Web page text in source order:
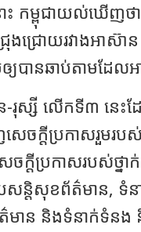
កម្ពុជាយល់ឃើញថា
រុងជ្រោយរវាងអាស៊
យបានឆាប់តាមដែលអ
រុស្សី លើកទី៣ នេះដ
េចក្តីប្រកាសរួមរប
ក្តីប្រកាសរបស់ថ្នា
សន្តិសុខព័ត៌មាន, ទំន
ាព័ត៌មាន និងទំនាក់ទំ